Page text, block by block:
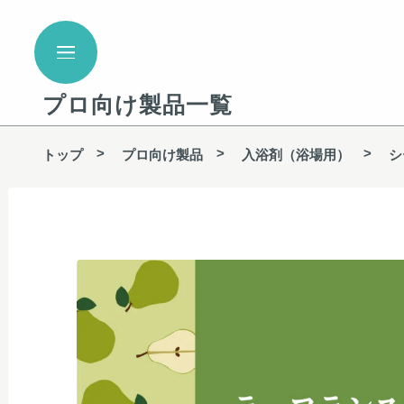
プロ向け製品一覧
トップ プロ向け製品 入浴剤（浴場用）